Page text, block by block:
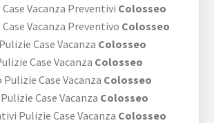
Vacanza Preventivi Colosseo
Vacanza Preventivo Colosseo
Case Vacanza Colosseo
Case Vacanza Colosseo
Pulizie Case Vacanza Colosseo
Case Vacanza Colosseo
Pulizie Case Vacanza Colosseo